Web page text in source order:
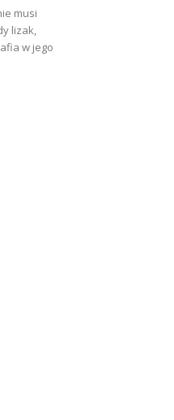
musi
lizak,
w jego